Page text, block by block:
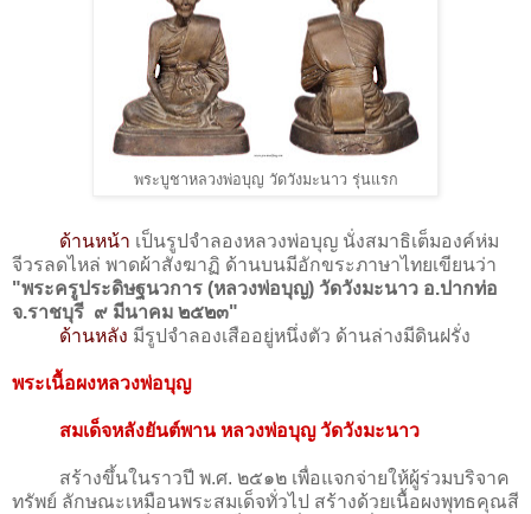
พระบูชาหลวงพ่อบุญ วัดวังมะนาว รุ่นแรก
ด้านหน้า เป็นรูปจำลองหลวงพ่อบุญ นั่งสมาธิเต็มองค์ห่ม
จีวรลดไหล่ พาดผ้าสังฆาฏิ ด้านบนมีอักขระภาษาไทยเขียนว่า
"พระครูประดิษฐนวการ (หลวงพ่อบุญ) วัดวังมะนาว อ.ปากท่อ
จ.ราชบุรี ๙ มีนาคม ๒๕๒๓"
ด้านหลัง มีรูปจำลองเสืออยู่หนึ่งตัว ด้านล่างมีดินฝรั่ง
พระเนื้อผงหลวงพ่อบุญ
สมเด็จหลังยันต์พาน หลวงพ่อบุญ วัดวังมะนาว
สร้างขึ้นในราวปี พ.ศ. ๒๕๑๒ เพื่อแจกจ่ายให้ผู้ร่วมบริจาค
ทรัพย์ ลักษณะเหมือนพระสมเด็จทั่วไป สร้างด้วยเนื้อผงพุทธคุณสี